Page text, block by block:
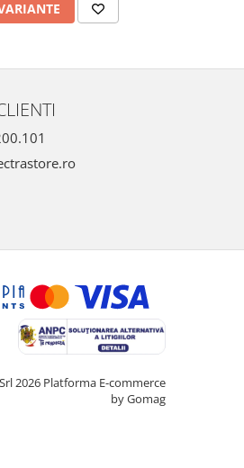
2026 Platforma E-commerce
by Gomag